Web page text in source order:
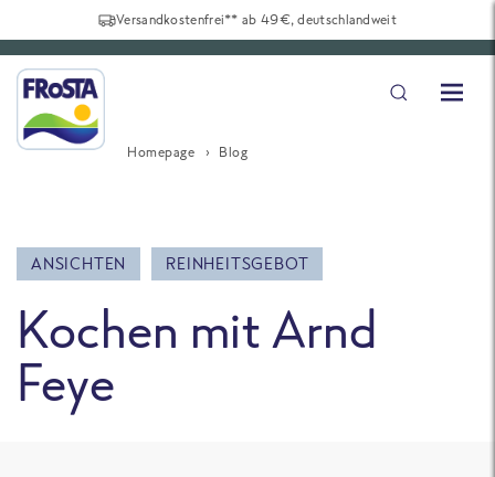
Versandkostenfrei** ab 49€, deutschlandweit
Homepage Blog
ANSICHTEN REINHEITSGEBOT
Kochen mit Arnd
Feye